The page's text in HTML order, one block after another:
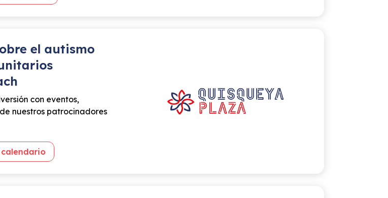
el autismo
con eventos,
nuestros patrocinadores